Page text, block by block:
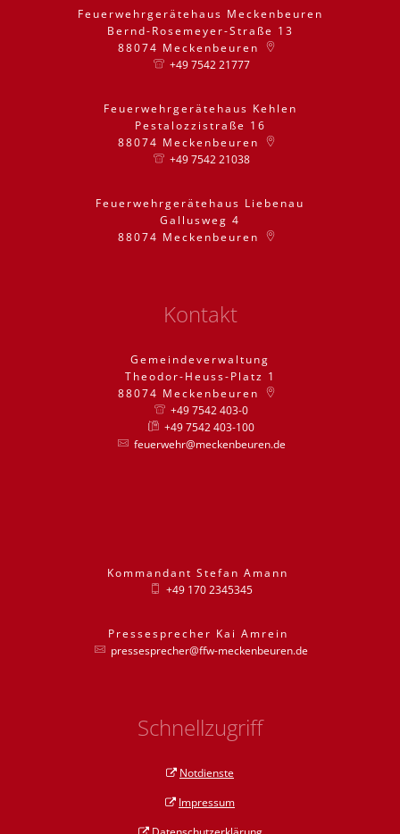
Feuerwehrgerätehaus Meckenbeuren
Bernd-Rosemeyer-Straße 13
88074 Meckenbeuren
+49 7542 21777
Feuerwehrgerätehaus Kehlen
Pestalozzistraße 16
88074 Meckenbeuren
+49 7542 21038
Feuerwehrgerätehaus Liebenau
Gallusweg 4
88074 Meckenbeuren
Kontakt
Gemeindeverwaltung
Theodor-Heuss-Platz 1
88074 Meckenbeuren
+49 7542 403-0
+49 7542 403-100
feuerwehr@meckenbeuren.de
Kommandant Stefan Amann
+49 170 2345345
Pressesprecher Kai Amrein
pressesprecher@ffw-meckenbeuren.de
Schnellzugriff
Notdienste
Impressum